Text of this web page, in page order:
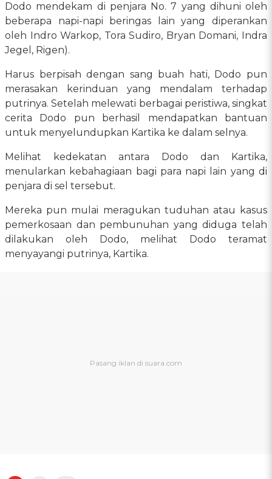
Dodo mendekam di penjara No. 7 yang dihuni oleh
beberapa napi-napi beringas lain yang diperankan
oleh Indro Warkop, Tora Sudiro, Bryan Domani, Indra
Jegel, Rigen).
Harus berpisah dengan sang buah hati, Dodo pun
merasakan kerinduan yang mendalam terhadap
putrinya. Setelah melewati berbagai peristiwa, singkat
cerita Dodo pun berhasil mendapatkan bantuan
untuk menyelundupkan Kartika ke dalam selnya.
Melihat kedekatan antara Dodo dan Kartika,
menularkan kebahagiaan bagi para napi lain yang di
penjara di sel tersebut.
Mereka pun mulai meragukan tuduhan atau kasus
pemerkosaan dan pembunuhan yang diduga telah
dilakukan oleh Dodo, melihat Dodo teramat
menyayangi putrinya, Kartika.